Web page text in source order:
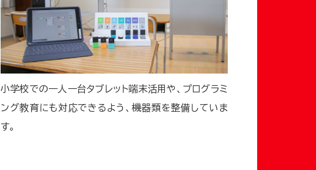
小学校での一人一台タブレット端末活用や、プログラミ
ング教育にも対応できるよう、機器類を整備していま
す。